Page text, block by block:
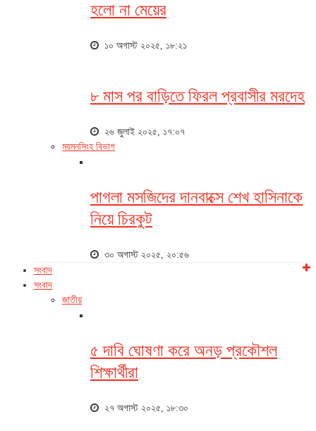
হলো না মেয়ের
১০ অগাস্ট ২০২৫, ১৮:২১
৮ মাস পর বাড়িতে ফিরল প্রবাসীর মরদেহ
২৬ জুলাই ২০২৫, ১৭:০৭
ময়মনসিংহ বিভাগ
পাগলা মসজিদের দানবাক্সে শেখ হাসিনাকে
নিয়ে চিরকুট
৩০ অগাস্ট ২০২৫, ২০:৫৬
সংবাদ
সংবাদ
জাতীয়
৫ দাবি ঘোষণা করে অনড় প্রকৌশল
শিক্ষার্থীরা
২৭ অগাস্ট ২০২৫, ১৮:৩০